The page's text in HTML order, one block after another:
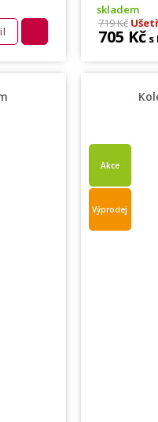
skladem
719 Kč
705 Kč s
Akce
Výprodej